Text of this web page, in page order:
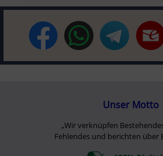
Unser Motto
„Wir verknüpfen
Fehlendes und berichten über